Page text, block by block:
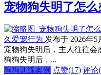
宠物狗失明了怎
久爱宠行为 发布于 2026年5
宠物狗失明后，主人往往会
狗狗失明后，...
狗狗训练案例 点赞(17) 评论